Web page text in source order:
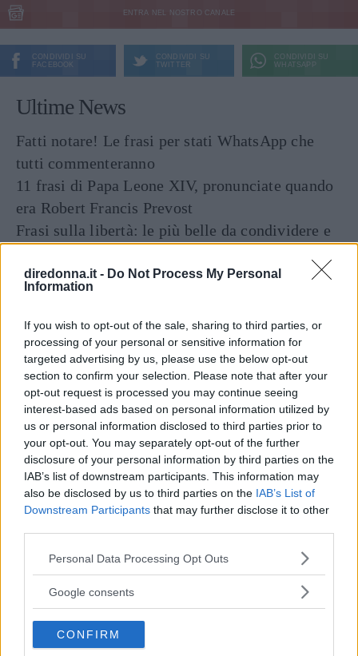
diredonna.it - Do Not Process My Personal
Information
If you wish to opt-out of the sale, sharing to third parties, or
processing of your personal or sensitive information for
targeted advertising by us, please use the below opt-out
section to confirm your selection. Please note that after your
opt-out request is processed you may continue seeing
interest-based ads based on personal information utilized by
us or personal information disclosed to third parties prior to
your opt-out. You may separately opt-out of the further
disclosure of your personal information by third parties on the
IAB’s list of downstream participants. This information may
also be disclosed by us to third parties on the IAB’s List of
Downstream Participants that may further disclose it to other
Please note that this website/app uses one or more Google
not limited to your visit or usage behaviour. You may click to
use your data for below specified purposes in below Google
consent section.
Personal Data Processing Opt Outs
Google consents
CONFIRM
ENTRA NEL NOSTRO CANALE
CONDIVIDI SU
FACEBOOK
CONDIVIDI SU
TWITTER
CONDIVIDI SU
WHATSAPP
Ultime News
Fatti notare! Le frasi per stati WhatsApp che
tutti commenteranno
11 frasi di Papa Leone XIV, pronunciate quando
era Robert Francis Prevost
Frasi sulla libertà: le più belle da condividere e
Tailleur cerimonia 2025 economici: i più belli di
"Ho vissuto 72 ore senza parlare: quello che è
successo dopo mi ha cambiato per sempre"
Articolia tema